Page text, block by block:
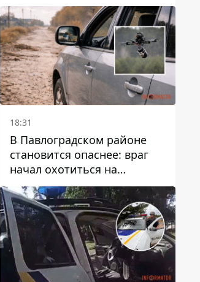
гривен за "вмешательство в
работу счетчика"
18:31
В Павлоградском районе
становится опаснее: враг
начал охотиться на
гражданский и военный
транспорт